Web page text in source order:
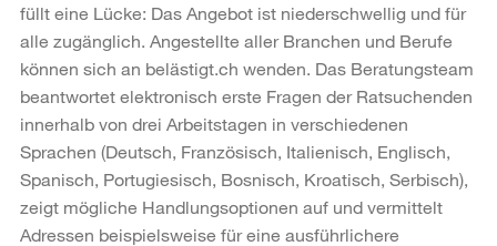
füllt eine Lücke: Das Angebot ist niederschwellig und für
alle zugänglich. Angestellte aller Branchen und Berufe
können sich an belästigt.ch wenden. Das Beratungsteam
beantwortet elektronisch erste Fragen der Ratsuchenden
innerhalb von drei Arbeitstagen in verschiedenen
Sprachen (Deutsch, Französisch, Italienisch, Englisch,
Spanisch, Portugiesisch, Bosnisch, Kroatisch, Serbisch),
zeigt mögliche Handlungsoptionen auf und vermittelt
Adressen beispielsweise für eine ausführlichere